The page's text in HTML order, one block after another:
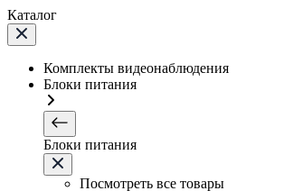
Каталог
Комплекты видеонаблюдения
Блоки питания
Блоки питания
Посмотреть все товары